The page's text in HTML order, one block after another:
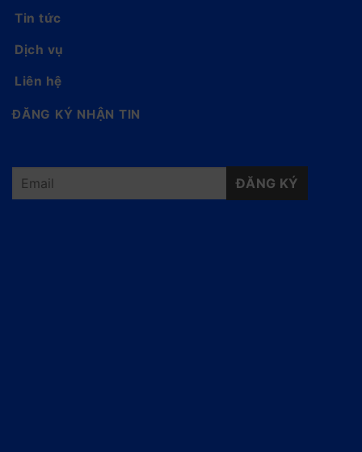
Tin tức
Dịch vụ
Liên hệ
ĐĂNG KÝ NHẬN TIN